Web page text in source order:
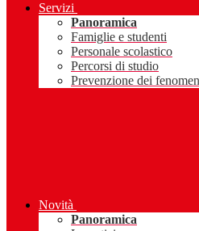
Servizi
Panoramica
Famiglie e studenti
Personale scolastico
Percorsi di studio
Prevenzione dei
Novità
Panoramica